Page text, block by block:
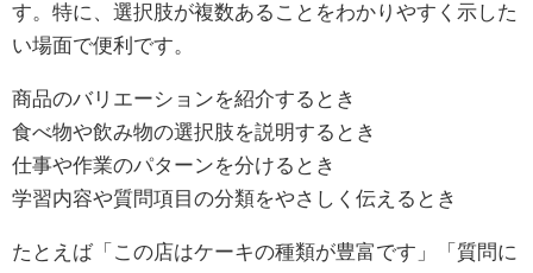
す。特に、選択肢が複数あることをわかりやすく示した
い場面で便利です。
商品のバリエーションを紹介するとき
食べ物や飲み物の選択肢を説明するとき
仕事や作業のパターンを分けるとき
学習内容や質問項目の分類をやさしく伝えるとき
たとえば「この店はケーキの種類が豊富です」「質問に